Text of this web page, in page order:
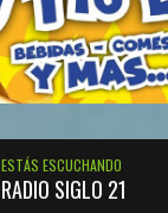
ESTÁS ESCUCHANDO
RADIO SIGLO 21